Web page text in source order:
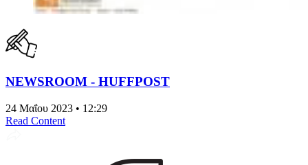
NEWSROOM - HUFFPOST
24 Μαΐου 2023 • 12:29
Read Content